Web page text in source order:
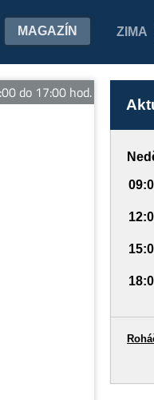
ZIMA
MAGAZÍN
17:00 hod.